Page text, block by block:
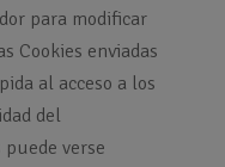
para modificar
Cookies enviadas
al acceso a los
del
verse